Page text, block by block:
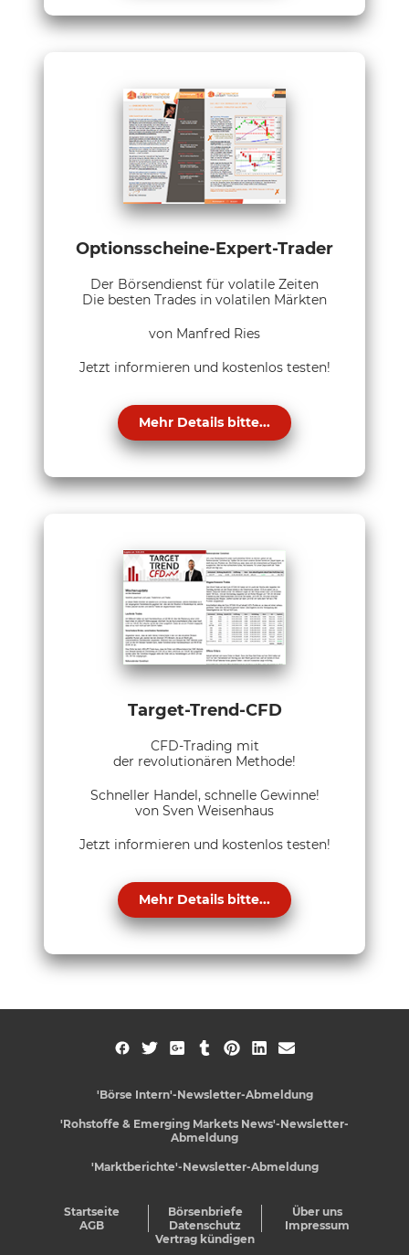
Optionsscheine-Expert-Trader
Der Börsendienst für volatile Zeiten
Die besten Trades in volatilen Märkten
von Manfred Ries
Jetzt informieren und kostenlos testen!
Mehr Details bitte...
Target-Trend-CFD
CFD-Trading mit
der revolutionären Methode!
Schneller Handel, schnelle Gewinne!
von Sven Weisenhaus
Jetzt informieren und kostenlos testen!
Mehr Details bitte...
'Börse Intern'-Newsletter-Abmeldung
'Rohstoffe & Emerging Markets News'-Newsletter-
Abmeldung
'Marktberichte'-Newsletter-Abmeldung
Startseite Börsenbriefe
Über uns
AGB
Datenschutz
Impressum
Vertrag kündigen